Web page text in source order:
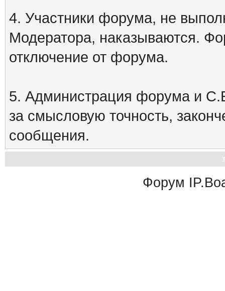
4. Участники форума, не
Модератора, наказываются.
отключение от форума.
5. Администрация форума и
за смысловую точность,
сообщения.
Форум